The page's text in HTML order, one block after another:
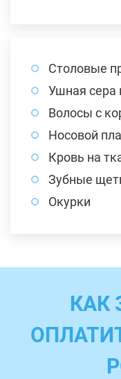
Столовые
Ушная сера
Волосы с
Носовой
Кровь на
Зубные
Окурки
КАК